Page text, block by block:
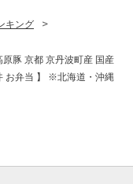
キング
豚 京都 京丹波町産 国産
お弁当 】 ※北海道・沖縄